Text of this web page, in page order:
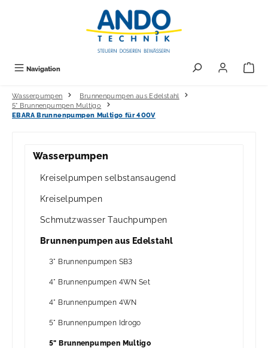
Navigation
Wasserpumpen
Brunnenpumpen aus Edelstahl
5" Brunnenpumpen Multigo
EBARA Brunnenpumpen Multigo für 400V
Wasserpumpen
Kreiselpumpen selbstansaugend
Kreiselpumpen
Schmutzwasser Tauchpumpen
Brunnenpumpen aus Edelstahl
3" Brunnenpumpen SB3
4" Brunnenpumpen 4WN Set
4" Brunnenpumpen 4WN
5" Brunnenpumpen Idrogo
5" Brunnenpumpen Multigo